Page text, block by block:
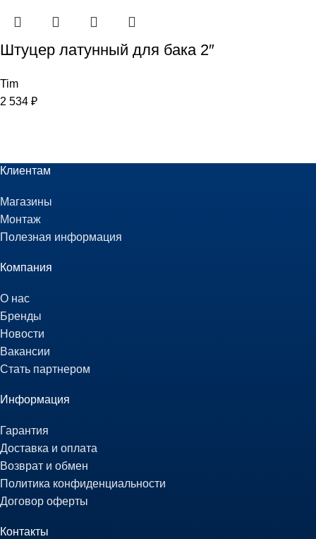
Штуцер латунный для бака 2″
Tim
2 534 ₽
Клиентам
Магазины
Монтаж
Полезная информация
Компания
О нас
Бренды
Новости
Вакансии
Стать партнером
Информация
Гарантия
Доставка и оплата
Возврат и обмен
Политика конфиденциальности
Договор оферты
Контакты